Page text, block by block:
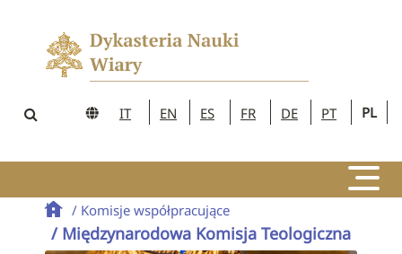
IT EN ES FR DE PT PL
/ Komisje współpracujące
/ Międzynarodowa Komisja Teologiczna